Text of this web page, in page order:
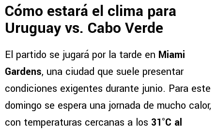
Cómo estará el clima para
Uruguay vs. Cabo Verde
El partido se jugará por la tarde en Miami
Gardens, una ciudad que suele presentar
condiciones exigentes durante junio. Para este
domingo se espera una jornada de mucho calor,
con temperaturas cercanas a los 31°C al